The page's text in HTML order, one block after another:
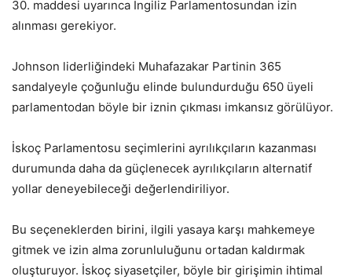
30. maddesi uyarınca İngiliz Parlamentosundan izin
alınması gerekiyor.
Johnson liderliğindeki Muhafazakar Partinin 365
sandalyeyle çoğunluğu elinde bulundurduğu 650 üyeli
parlamentodan böyle bir iznin çıkması imkansız görülüyor.
İskoç Parlamentosu seçimlerini ayrılıkçıların kazanması
durumunda daha da güçlenecek ayrılıkçıların alternatif
yollar deneyebileceği değerlendiriliyor.
Bu seçeneklerden birini, ilgili yasaya karşı mahkemeye
gitmek ve izin alma zorunluluğunu ortadan kaldırmak
oluşturuyor. İskoç siyasetçiler, böyle bir girişimin ihtimal